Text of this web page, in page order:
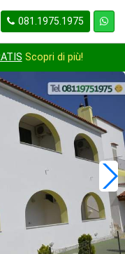
081.1975.1975
Scopri di più!